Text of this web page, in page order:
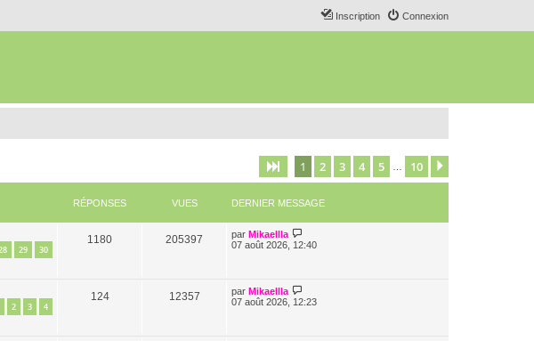
Connexion
Inscription
Page sur10
1 2 3 4 5 10
RÉPONSES VUES DERNIER MESSAGE
29 30
1180 205397 par Mikaellla
07 août 2026, 12:40
2 3 4
124 12357 par Mikaellla
07 août 2026, 12:23